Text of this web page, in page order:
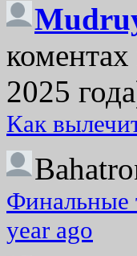
2025
Как
Финальные
year ago